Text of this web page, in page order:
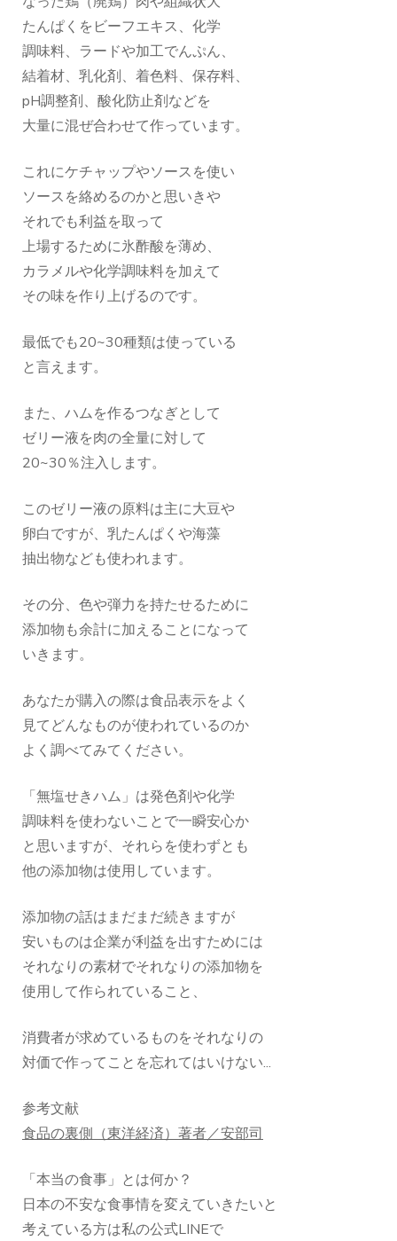
たんぱくをビーフエキス、化学
調味料、ラードや加工でんぷん、
結着材、乳化剤、着色料、保存料、
pH調整剤、酸化防止剤などを
大量に混ぜ合わせて作っています。
これにケチャップやソースを使い
ソースを絡めるのかと思いきや
それでも利益を取って
上場するために氷酢酸を薄め、
カラメルや化学調味料を加えて
その味を作り上げるのです。
最低でも20~30種類は使っている
と言えます。
また、ハムを作るつなぎとして
ゼリー液を肉の全量に対して
20~30％注入します。
このゼリー液の原料は主に大豆や
卵白ですが、乳たんぱくや海藻
抽出物なども使われます。
その分、色や弾力を持たせるために
添加物も余計に加えることになって
いきます。
あなたが購入の際は食品表示をよく
見てどんなものが使われているのか
よく調べてみてください。
「無塩せきハム」は発色剤や化学
調味料を使わないことで一瞬安心か
と思いますが、それらを使わずとも
他の添加物は使用しています。
添加物の話はまだまだ続きますが
安いものは企業が利益を出すためには
それなりの素材でそれなりの添加物を
使用して作られていること、
消費者が求めているものをそれなりの
対価で作ってことを忘れてはいけない...
参考文献
食品の裏側（東洋経済）著者／安部司
「本当の食事」とは何か？
日本の不安な食事情を変えていきたいと
考えている方は私の公式LINEで